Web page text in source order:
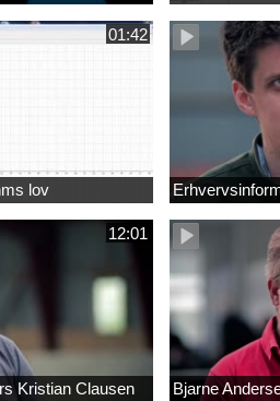
01:42
lov
12:01
Kristian Clausen Bjarne